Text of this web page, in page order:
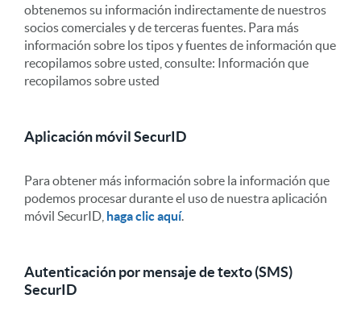
obtenemos su información indirectamente de nuestros
socios comerciales y de terceras fuentes. Para más
información sobre los tipos y fuentes de información que
recopilamos sobre usted, consulte: Información que
recopilamos sobre usted
Aplicación móvil SecurID
Para obtener más información sobre la información que
podemos procesar durante el uso de nuestra aplicación
móvil SecurID, haga clic aquí.
Autenticación por mensaje de texto (SMS)
SecurID